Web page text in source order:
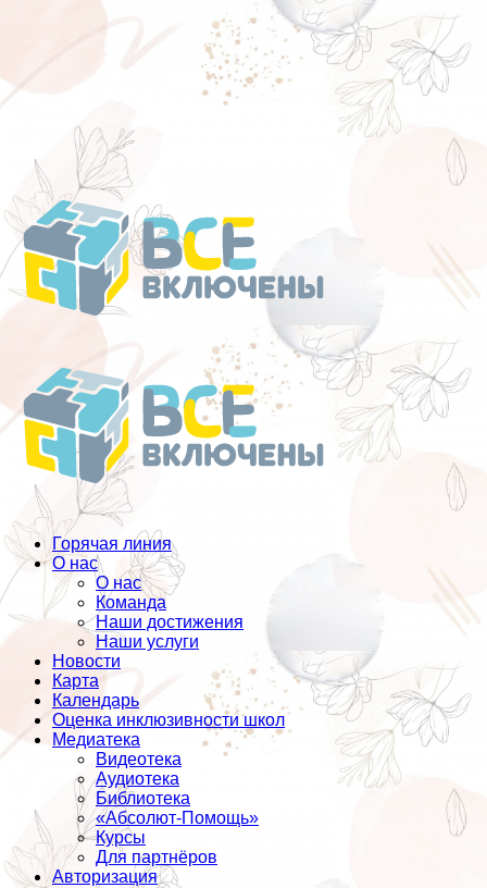
Перейти
к
содержанию
Горячая линия
О нас
О нас
Команда
Наши достижения
Наши услуги
Новости
Карта
Календарь
Оценка инклюзивности школ
Медиатека
Видеотека
Аудиотека
Библиотека
«Абсолют-Помощь»
Курсы
Для партнёров
Авторизация